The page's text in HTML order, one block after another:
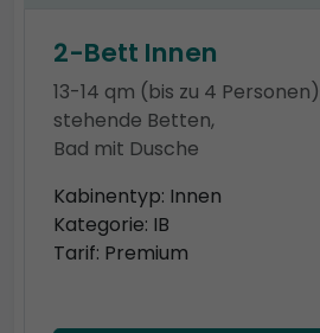
2-Bett Innen
13-14 qm (bis zu 4
stehende Betten,
Bad mit Dusche
Kabinentyp: Innen
Kategorie: IB
Tarif: Premium